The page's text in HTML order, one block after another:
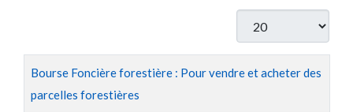
Afficher #
Titre
Bourse Foncière forestière : Pour vendre et acheter des
parcelles forestières